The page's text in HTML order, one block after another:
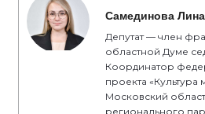
Самединова
Депутат — член
областной Думе
Координатор
проекта
Московский
регионального